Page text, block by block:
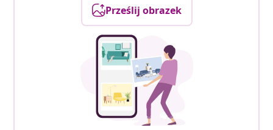
Prześlij obrazek